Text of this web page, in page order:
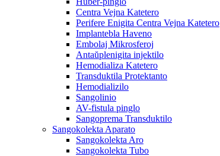
Centra Vejna Katetero
Perifere Enigita Centra Vejna Katetero
Implantebla Haveno
Embolaj Mikrosferoj
Antaŭplenigita injektilo
Hemodializa Katetero
Transduktila Protektanto
Hemodializilo
Sangolinio
AV-fistula pinglo
Sangoprema Transduktilo
Sangokolekta Aparato
Sangokolekta Aro
Sangokolekta Tubo